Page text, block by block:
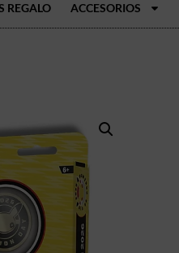
REGALO ACCESORIOS